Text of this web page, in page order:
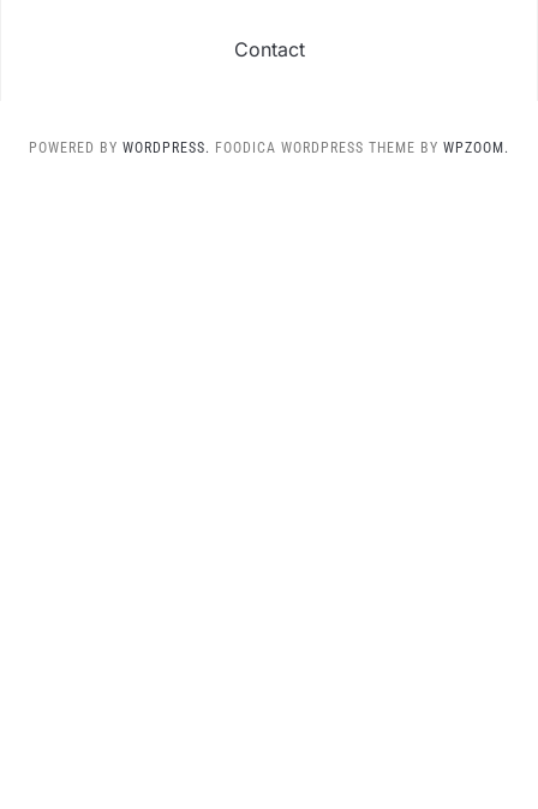
Contact
POWERED BY WORDPRESS. FOODICA WORDPRESS THEME BY WPZOOM.